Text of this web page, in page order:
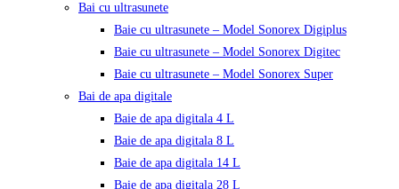
Bai cu ultrasunete
Baie cu ultrasunete – Model Sonorex Digiplus
Baie cu ultrasunete – Model Sonorex Digitec
Baie cu ultrasunete – Model Sonorex Super
Bai de apa digitale
Baie de apa digitala 4 L
Baie de apa digitala 8 L
Baie de apa digitala 14 L
Baie de apa digitala 28 L